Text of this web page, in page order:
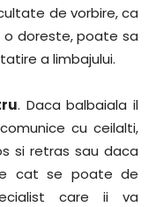
de vorbire, ca
o doreste, poate sa
a limbajului.
. Daca balbaiala il
cu ceilalti,
si retras sau daca
cat se poate de
care ii va